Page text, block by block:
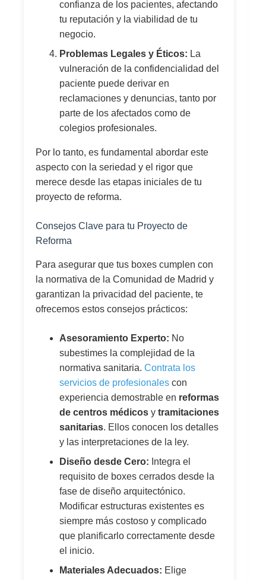
confianza de los pacientes, afectando
tu reputación y la viabilidad de tu
negocio.
Problemas Legales y Éticos: La
vulneración de la confidencialidad del
paciente puede derivar en
reclamaciones y denuncias, tanto por
parte de los afectados como de
colegios profesionales.
Por lo tanto, es fundamental abordar este
aspecto con la seriedad y el rigor que
merece desde las etapas iniciales de tu
proyecto de reforma.
Consejos Clave para tu Proyecto de
Reforma
Para asegurar que tus boxes cumplen con
la normativa de la Comunidad de Madrid y
garantizan la privacidad del paciente, te
ofrecemos estos consejos prácticos:
Asesoramiento Experto: No
subestimes la complejidad de la
normativa sanitaria. Contrata los
servicios de profesionales con
experiencia demostrable en reformas
de centros médicos y tramitaciones
sanitarias. Ellos conocen los detalles
y las interpretaciones de la ley.
Diseño desde Cero: Integra el
requisito de boxes cerrados desde la
fase de diseño arquitectónico.
Modificar estructuras existentes es
siempre más costoso y complicado
que planificarlo correctamente desde
el inicio.
Materiales Adecuados: Elige